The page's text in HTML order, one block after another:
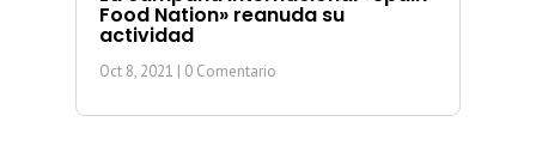
Food Nation» reanuda su
actividad
Oct 8, 2021 | 0 Comentario